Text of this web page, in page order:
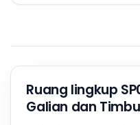
Ruang lingkup
Galian dan